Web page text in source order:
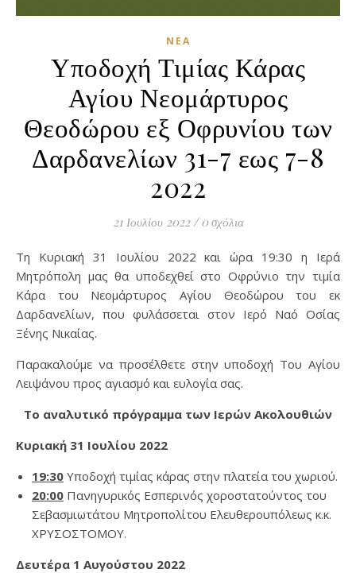
ΝΈΑ
Υποδοχή Τιμίας Κάρας
Αγίου Νεομάρτυρος
Θεοδώρου εξ Οφρυνίου των
Δαρδανελίων 31-7 εως 7-8
2022
21 Ιουλίου 2022 / 0 σχόλια
Τη Κυριακή 31 Ιουλίου 2022 και ώρα 19:30 η Ιερά
Μητρόπολη μας θα υποδεχθεί στο Οφρύνιο την τιμία
Κάρα του Νεομάρτυρος Αγίου Θεοδώρου του εκ
Δαρδανελίων, που φυλάσσεται στον Ιερό Ναό Οσίας
Ξένης Νικαίας.
Παρακαλούμε να προσέλθετε στην υποδοχή Του Αγίου
Λειψάνου προς αγιασμό και ευλογία σας.
Το αναλυτικό πρόγραμμα των Ιερών Ακολουθιών
Κυριακή 31 Ιουλίου 2022
19:30 Υποδοχή τιμίας κάρας στην πλατεία του χωριού.
20:00 Πανηγυρικός Εσπερινός χοροστατούντος του
Σεβασμιωτάτου Μητροπολίτου Ελευθερουπόλεως κ.κ.
ΧΡΥΣΟΣΤΟΜΟΥ.
Δευτέρα 1 Αυγούστου 2022